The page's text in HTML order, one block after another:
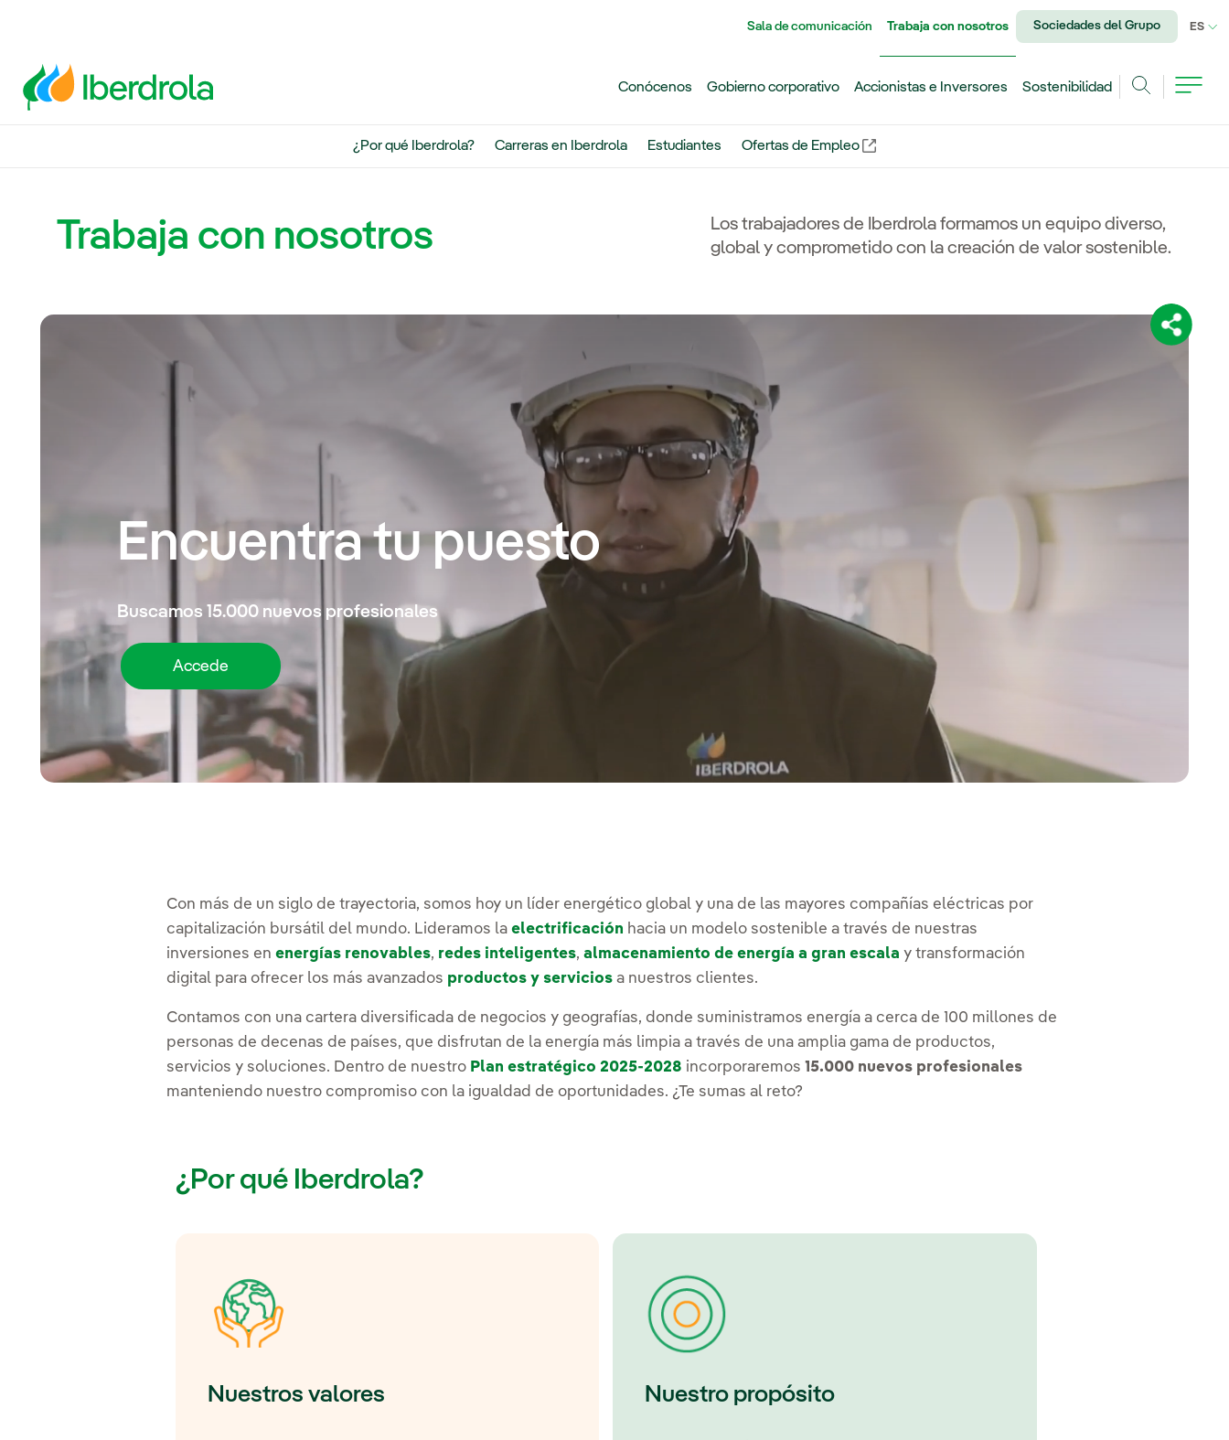
Sala de comunicación Trabaja con nosotros Sociedades del Grupo ES
Conócenos Gobierno corporativo Accionistas e Inversores
Sostenibilidad
¿Por qué Iberdrola? Carreras en Iberdrola Estudiantes
Ofertas de Empleo
Trabaja con nosotros
Los trabajadores de Iberdrola formamos un equipo diverso,
global y comprometido con la creación de valor sostenible.
Encuentra tu puesto
Buscamos 15.000 nuevos profesionales
Accede
Con más de un siglo de trayectoria, somos hoy un líder energético global y una de las mayores compañías eléctricas por
capitalización bursátil del mundo. Lideramos la electrificación hacia un modelo sostenible a través de nuestras
inversiones en energías renovables, redes inteligentes, almacenamiento de energía a gran escala y transformación
digital para ofrecer los más avanzados productos y servicios a nuestros clientes.
Contamos con una cartera diversificada de negocios y geografías, donde suministramos energía a cerca de 100 millones de
personas de decenas de países, que disfrutan de la energía más limpia a través de una amplia gama de productos,
servicios y soluciones. Dentro de nuestro Plan estratégico 2025-2028 incorporaremos 15.000 nuevos profesionales
manteniendo nuestro compromiso con la igualdad de oportunidades. ¿Te sumas al reto?
¿Por qué Iberdrola?
Nuestros valores Nuestro propósito